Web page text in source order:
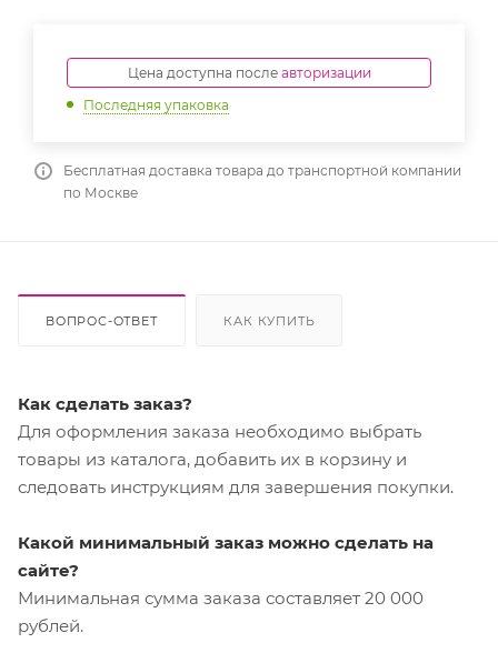
Цена доступна после авторизации
Последняя упаковка
Бесплатная доставка товара до транспортной компании
по Москве
ВОПРОС-ОТВЕТ КАК КУПИТЬ
Как сделать заказ?
Для оформления заказа необходимо выбрать
товары из каталога, добавить их в корзину и
следовать инструкциям для завершения покупки.
Какой минимальный заказ можно сделать на
сайте?
Минимальная сумма заказа составляет 20 000
рублей.